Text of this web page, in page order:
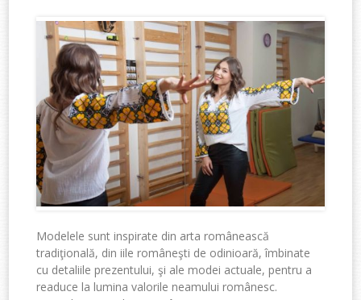
Modelele sunt inspirate din arta românească
tradiţională, din iile româneşti de odinioară, îmbinate
cu detaliile prezentului, şi ale modei actuale, pentru a
readuce la lumina valorile neamului românesc.